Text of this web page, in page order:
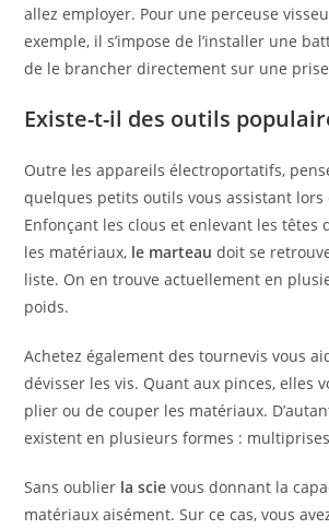
allez employer. Pour une perceuse
exemple, il s’impose de l’installer une
de le brancher directement sur une
Existe-t-il des outils
Outre les appareils électroportatifs,
quelques petits outils vous assistant lors
Enfonçant les clous et enlevant les têtes
les matériaux, le marteau doit se
liste. On en trouve actuellement en
poids.
Achetez également des tournevis vous
dévisser les vis. Quant aux pinces, elles
plier ou de couper les matériaux.
existent en plusieurs formes :
Sans oublier la scievous donnant la
matériaux aisément. Sur ce cas, vous